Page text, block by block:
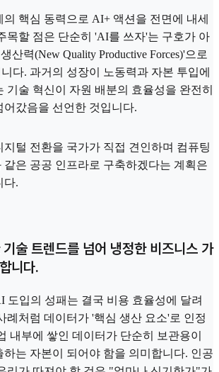
의 핵심 동력으로 AI+ 액션을 전면에 내세
목할 점은 단순히 'AI를 쓰자'는 구호가 아
산력(New Quality Productive Forces)'으로
다. 과거의 성장이 노동력과 자본 투입에
기술 혁신이 자원 배분의 효율성을 완전히
어갔음을 선언한 것입니다.
지털 전환을 국가가 직접 견인하며 컴퓨팅
같은 공공 인프라로 구축하겠다는 계획은
다.
술 트렌드를 넘어 냉정한 비즈니스 가
니다.
도입의 성패는 결국 비용 효율성에 달려
례처럼 데이터가 '핵심 생산 요소'로 인정
내부에 쌓인 데이터가 단순히 보관용이
하는 자본이 되어야 함을 의미합니다. 인공